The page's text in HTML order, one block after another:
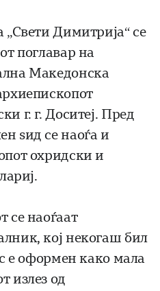
Димитрија“ се
поглавар на
Македонска
г. г. Доситеј. Пред
ѕид се наоѓа и
охридски и
се наоѓаат
кој некогаш бил
е оформен како мала
излез од